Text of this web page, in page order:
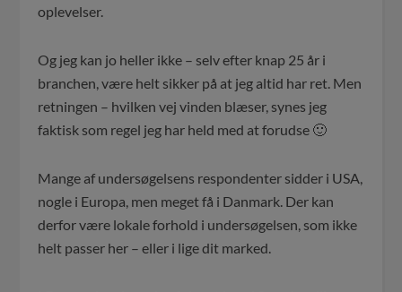
oplevelser.
Og jeg kan jo heller ikke – selv efter knap 25 år i
branchen, være helt sikker på at jeg altid har ret. Men
retningen – hvilken vej vinden blæser, synes jeg
faktisk som regel jeg har held med at forudse 🙂
Mange af undersøgelsens respondenter sidder i USA,
nogle i Europa, men meget få i Danmark. Der kan
derfor være lokale forhold i undersøgelsen, som ikke
helt passer her – eller i lige dit marked.